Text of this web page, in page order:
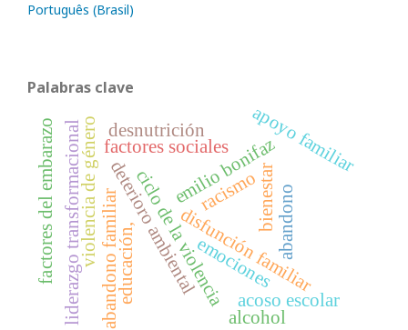
Português (Brasil)
Palabras clave
emilio bonifaz
deterioro ambientaldisfunción familiar
bienestar
ciclo de la violencia
abandono familiar acoso escolar
liderazgo transformacional factores sociales
abandono
alcohol
apoyo familiar
desnutrición
emociones
factores del embarazo racismo
violencia de género educación,